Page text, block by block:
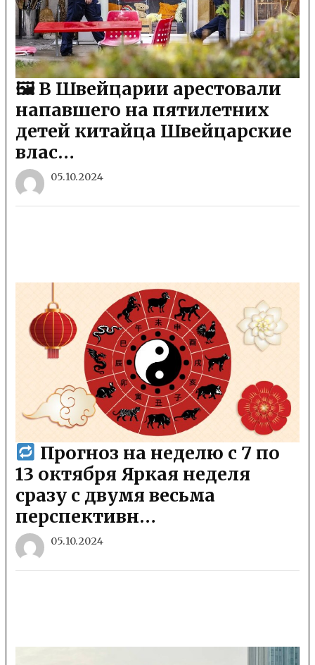
🖼 В Швейцарии арестовали
напавшего на пятилетних
детей китайца Швейцарские
влас…
05.10.2024
Прогноз на неделю с 7 по
13 октября Яркая неделя
сразу с двумя весьма
перспективн…
05.10.2024